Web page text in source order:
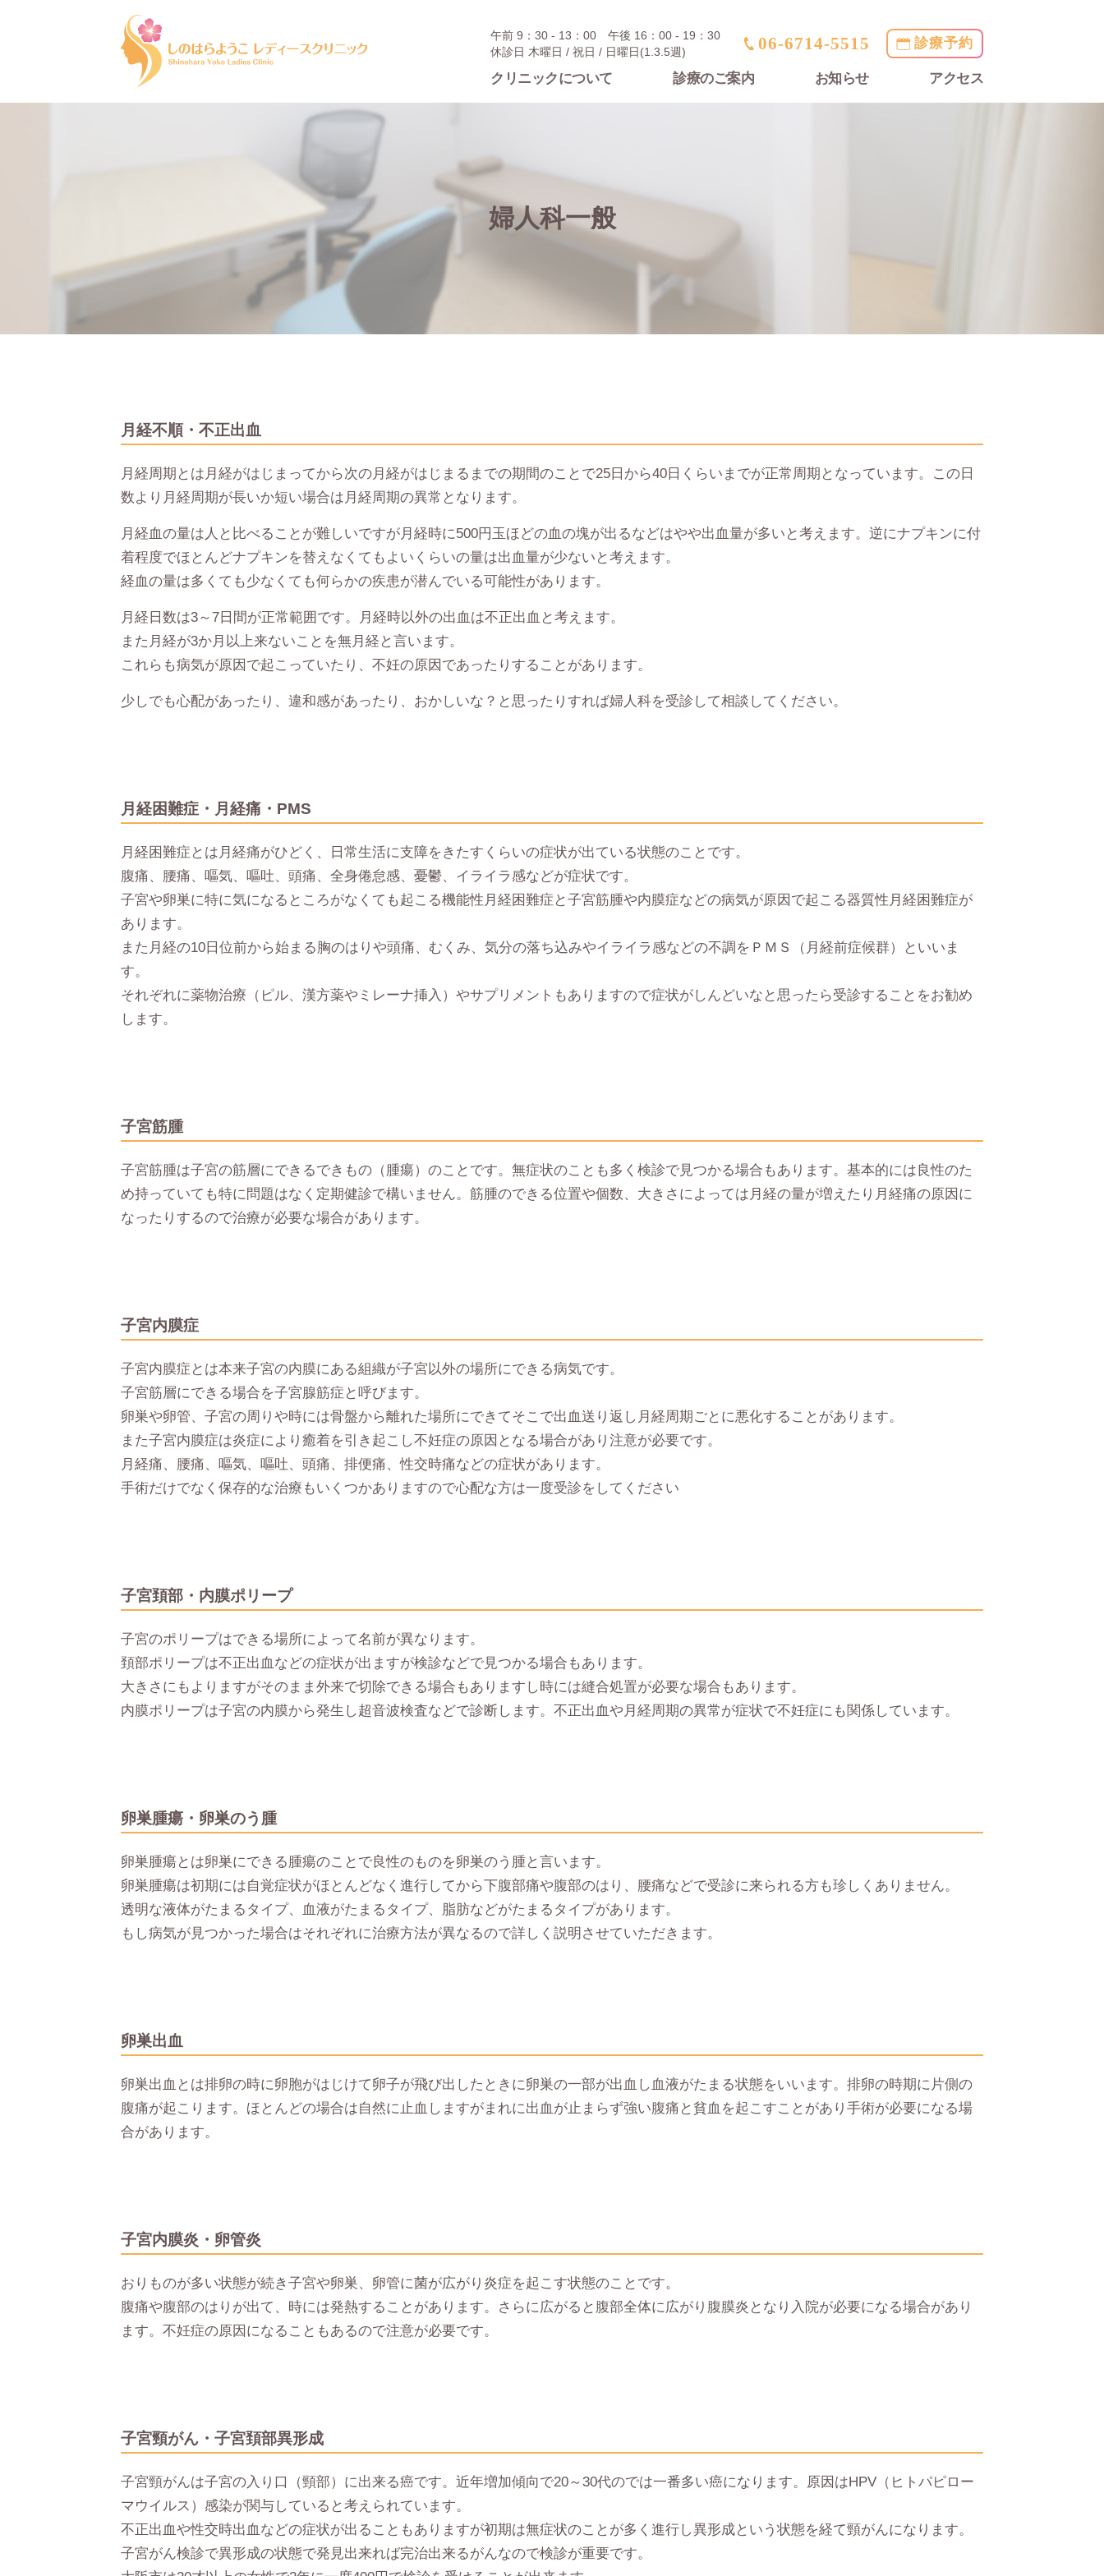
午前 9：30 - 13：00 午後 16：00 - 19：30
休診日 木曜日 / 祝日 / 日曜日(1.3.5週)
06-6714-5515 診療予約
クリニックについて 診療のご案内 お知らせ アクセス
婦人科一般
月経不順・不正出血
月経周期とは月経がはじまってから次の月経がはじまるまでの期間のことで25日から40日くらいまでが正常周期となっています。この日
数より月経周期が長いか短い場合は月経周期の異常となります。
月経血の量は人と比べることが難しいですが月経時に500円玉ほどの血の塊が出るなどはやや出血量が多いと考えます。逆にナプキンに付
着程度でほとんどナプキンを替えなくてもよいくらいの量は出血量が少ないと考えます。
経血の量は多くても少なくても何らかの疾患が潜んでいる可能性があります。
月経日数は3～7日間が正常範囲です。月経時以外の出血は不正出血と考えます。
また月経が3か月以上来ないことを無月経と言います。
これらも病気が原因で起こっていたり、不妊の原因であったりすることがあります。
少しでも心配があったり、違和感があったり、おかしいな？と思ったりすれば婦人科を受診して相談してください。
月経困難症・月経痛・PMS
月経困難症とは月経痛がひどく、日常生活に支障をきたすくらいの症状が出ている状態のことです。
腹痛、腰痛、嘔気、嘔吐、頭痛、全身倦怠感、憂鬱、イライラ感などが症状です。
子宮や卵巣に特に気になるところがなくても起こる機能性月経困難症と子宮筋腫や内膜症などの病気が原因で起こる器質性月経困難症が
あります。
また月経の10日位前から始まる胸のはりや頭痛、むくみ、気分の落ち込みやイライラ感などの不調をＰＭＳ（月経前症候群）といいま
す。
それぞれに薬物治療（ピル、漢方薬やミレーナ挿入）やサプリメントもありますので症状がしんどいなと思ったら受診することをお勧め
します。
子宮筋腫
子宮筋腫は子宮の筋層にできるできもの（腫瘍）のことです。無症状のことも多く検診で見つかる場合もあります。基本的には良性のた
め持っていても特に問題はなく定期健診で構いません。筋腫のできる位置や個数、大きさによっては月経の量が増えたり月経痛の原因に
なったりするので治療が必要な場合があります。
子宮内膜症
子宮内膜症とは本来子宮の内膜にある組織が子宮以外の場所にできる病気です。
子宮筋層にできる場合を子宮腺筋症と呼びます。
卵巣や卵管、子宮の周りや時には骨盤から離れた場所にできてそこで出血送り返し月経周期ごとに悪化することがあります。
また子宮内膜症は炎症により癒着を引き起こし不妊症の原因となる場合があり注意が必要です。
月経痛、腰痛、嘔気、嘔吐、頭痛、排便痛、性交時痛などの症状があります。
手術だけでなく保存的な治療もいくつかありますので心配な方は一度受診をしてください
子宮頚部・内膜ポリープ
子宮のポリープはできる場所によって名前が異なります。
頚部ポリープは不正出血などの症状が出ますが検診などで見つかる場合もあります。
大きさにもよりますがそのまま外来で切除できる場合もありますし時には縫合処置が必要な場合もあります。
内膜ポリープは子宮の内膜から発生し超音波検査などで診断します。不正出血や月経周期の異常が症状で不妊症にも関係しています。
卵巣腫瘍・卵巣のう腫
卵巣腫瘍とは卵巣にできる腫瘍のことで良性のものを卵巣のう腫と言います。
卵巣腫瘍は初期には自覚症状がほとんどなく進行してから下腹部痛や腹部のはり、腰痛などで受診に来られる方も珍しくありません。
透明な液体がたまるタイプ、血液がたまるタイプ、脂肪などがたまるタイプがあります。
もし病気が見つかった場合はそれぞれに治療方法が異なるので詳しく説明させていただきます。
卵巣出血
卵巣出血とは排卵の時に卵胞がはじけて卵子が飛び出したときに卵巣の一部が出血し血液がたまる状態をいいます。排卵の時期に片側の
腹痛が起こります。ほとんどの場合は自然に止血しますがまれに出血が止まらず強い腹痛と貧血を起こすことがあり手術が必要になる場
合があります。
子宮内膜炎・卵管炎
おりものが多い状態が続き子宮や卵巣、卵管に菌が広がり炎症を起こす状態のことです。
腹痛や腹部のはりが出て、時には発熱することがあります。さらに広がると腹部全体に広がり腹膜炎となり入院が必要になる場合があり
ます。不妊症の原因になることもあるので注意が必要です。
子宮頸がん・子宮頚部異形成
子宮頸がんは子宮の入り口（頸部）に出来る癌です。近年増加傾向で20～30代のでは一番多い癌になります。原因はHPV（ヒトパピロー
マウイルス）感染が関与していると考えられています。
不正出血や性交時出血などの症状が出ることもありますが初期は無症状のことが多く進行し異形成という状態を経て頸がんになります。
子宮がん検診で異形成の状態で発見出来れば完治出来るがんなので検診が重要です。